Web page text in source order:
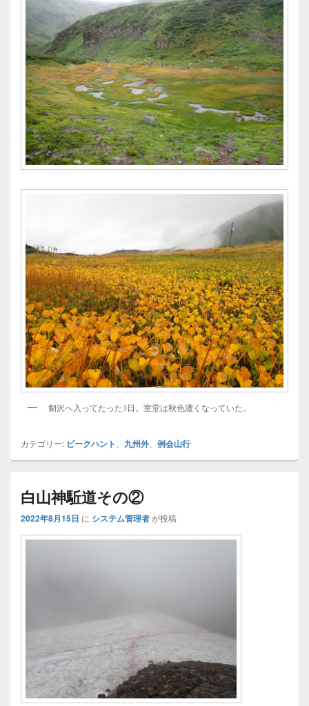
剱沢へ入ってたった3日。室堂は秋色濃くなっていた。
カテゴリー: ピークハント 九州外、 例会山行
白山神駈道その②
2022年8月15日 に システム管理者が投稿